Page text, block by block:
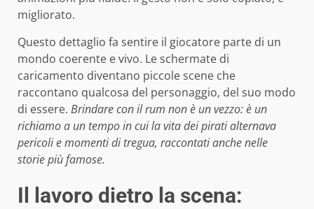
migliorato.
Questo dettaglio fa sentire il giocatore parte di un
mondo coerente e vivo. Le schermate di
caricamento diventano piccole scene che
raccontano qualcosa del personaggio, del suo modo
di essere. Brindare con il rum non è un vezzo: è un
richiamo a un tempo in cui la vita dei pirati alternava
pericoli e momenti di tregua, raccontati anche nelle
storie più famose.
Il lavoro dietro la scena: